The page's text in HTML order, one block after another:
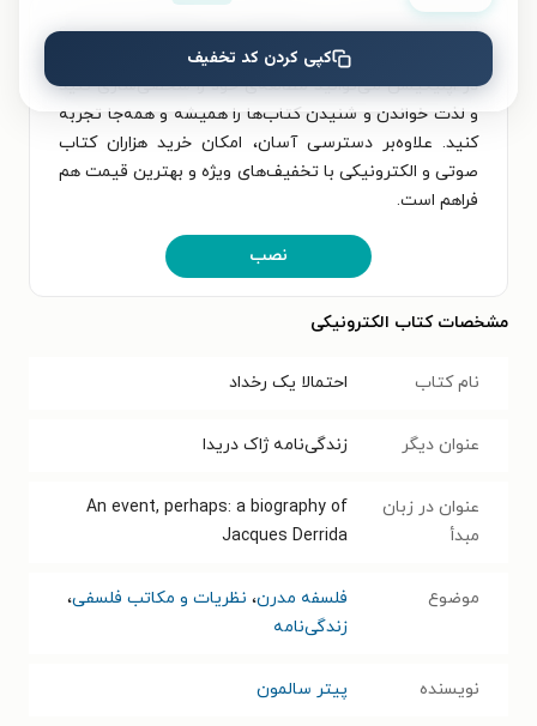
برای تجربه‌ای بهتر در دانلود کتاب احتمالا یک رخداد و
خواندن آن، اپلیکیشن طاقچه را به‌صورت رایگان نصب کنید.
در اپلیکیشن می‌توانید مطالعه‌ی خود را شخصی‌سازی کنید
و لذت خواندن و شنیدن کتاب‌ها را همیشه و همه‌جا تجربه
کنید. علاوه‌بر دسترسی آسان، امکان خرید هزاران کتاب
صوتی و الکترونیکی با تخفیف‌های ویژه و بهترین قیمت هم
فراهم است.
نصب
مشخصات کتاب الکترونیکی
نام کتاب احتمالا یک رخداد
عنوان دیگر زندگی‌نامه ژاک دریدا
عنوان در زبان
مبدأ
‭An event, perhaps: a biography of
Jacques Derrida
موضوع فلسفه مدرن، نظریات و مکاتب فلسفی،
زندگی‌نامه
نویسنده پیتر سالمون
کپی کردن کد تخفیف